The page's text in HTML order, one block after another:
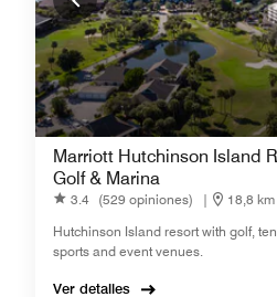
Marriott Hutchinson Island
Golf & Marina
3.4 (529 opiniones) |
18,8
Hutchinson Island resort with golf,
sports and event venues.
Ver detalles